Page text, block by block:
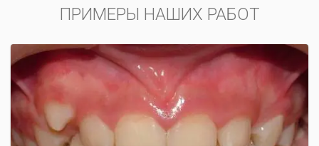
ПРИМЕРЫ НАШИХ РАБОТ